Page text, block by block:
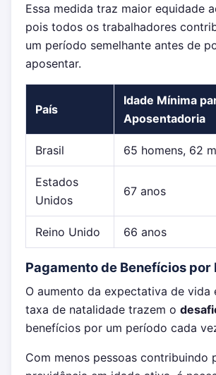
Essa medida traz maior equidade
pois todos os trabalhadores
um período semelhante antes de
aposentar.
País
Idade Mínima
Aposentadoria
Brasil 65 homens, 62
Estados
Unidos
67 anos
Reino Unido 66 anos
Pagamento de Benefícios por
O aumento da expectativa de vida
taxa de natalidade trazem o
benefícios por um período cada
Com menos pessoas contribuindo